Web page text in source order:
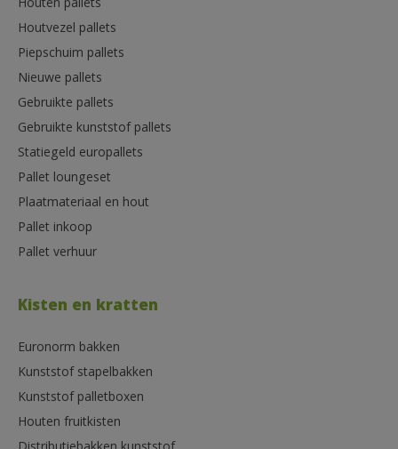
Houten pallets
Houtvezel pallets
Piepschuim pallets
Nieuwe pallets
Gebruikte pallets
Gebruikte kunststof pallets
Statiegeld europallets
Pallet loungeset
Plaatmateriaal en hout
Pallet inkoop
Pallet verhuur
Kisten en kratten
Euronorm bakken
Kunststof stapelbakken
Kunststof palletboxen
Houten fruitkisten